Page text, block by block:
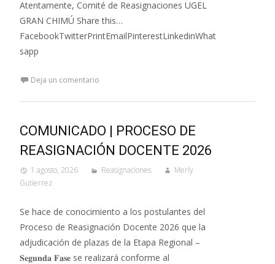
Atentamente, Comité de Reasignaciones UGEL
GRAN CHIMÚ Share this…
FacebookTwitterPrintEmailPinterestLinkedinWhat
sapp
Deja un comentario
COMUNICADO | PROCESO DE
REASIGNACIÓN DOCENTE 2026
1 agosto, 2026 Reasignaciones
Merly
Gutierrez
Se hace de conocimiento a los postulantes del
Proceso de Reasignación Docente 2026 que la
adjudicación de plazas de la Etapa Regional –
𝐒𝐞𝐠𝐮𝐧𝐝𝐚 𝐅𝐚𝐬𝐞 se realizará conforme al